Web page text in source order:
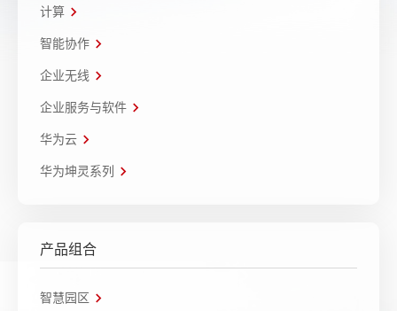
计算
智能协作
企业无线
企业服务与软件
华为云
华为坤灵系列
产品组合
智慧园区